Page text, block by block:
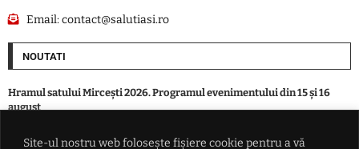
Site-ul nostru web folosește fișiere cookie pentru a vă
Email:contact@salutiasi.ro
NOUTATI
Hramul satului Mircești 2026. Programul evenimentului din 15 și 16
august